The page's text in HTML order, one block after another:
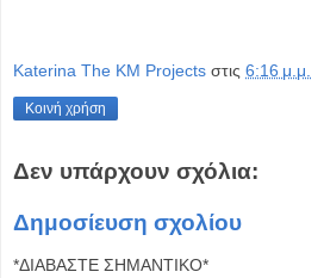
Katerina The KM Projects στις 6:16 μ.μ.
Κοινή χρήση
Δεν υπάρχουν σχόλια:
Δημοσίευση σχολίου
*ΔΙΑΒΑΣΤΕ ΣΗΜΑΝΤΙΚΟ*